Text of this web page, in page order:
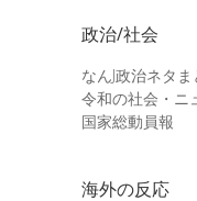
政治/社会
なんJ政治ネタま
令和の社会・ニ
国家総動員報
海外の反応